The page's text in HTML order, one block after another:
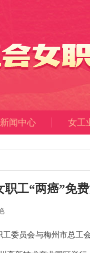
新闻中心 女工
职工“两癌”免
员会与梅州市总工